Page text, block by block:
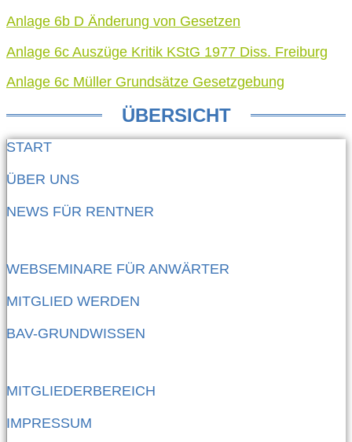
Anlage 6b D Änderung von Gesetzen
Anlage 6c Auszüge Kritik KStG 1977 Diss. Freiburg
Anlage 6c Müller Grundsätze Gesetzgebung
ÜBERSICHT
START
ÜBER UNS
NEWS FÜR RENTNER
WEBSEMINARE FÜR ANWÄRTER
MITGLIED WERDEN
BAV-GRUNDWISSEN
MITGLIEDERBEREICH
IMPRESSUM